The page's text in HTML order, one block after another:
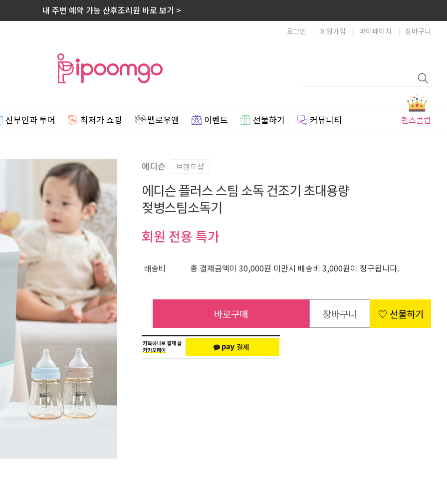
내 주변 예약 가능 산후조리원 바로 보기 >
로그인 회원가입 마이페이지 장바구니
산부인과 투어 최저가 쇼핑 멜로우앤 이벤트 선물하기 커뮤니티 퀸스클럽
에디슨 브랜드샵
에디슨 플러스 스팀 소독 건조기 초대용량
젖병스팀소독기
회원 전용 특가
배송비 총 결제금액이 30,000원 미만시 배송비 3,000원이 청구됩니다.
바로구매 장바구니 ♡ 선물하기